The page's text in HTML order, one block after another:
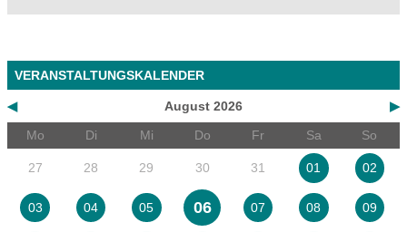
VERANSTALTUNGSKALENDER
◀ ▶
August 2026
Mo
Di Mi Do Fr Sa So
27 28 29 30 31 01 02
03 04 05 06 07 08 09